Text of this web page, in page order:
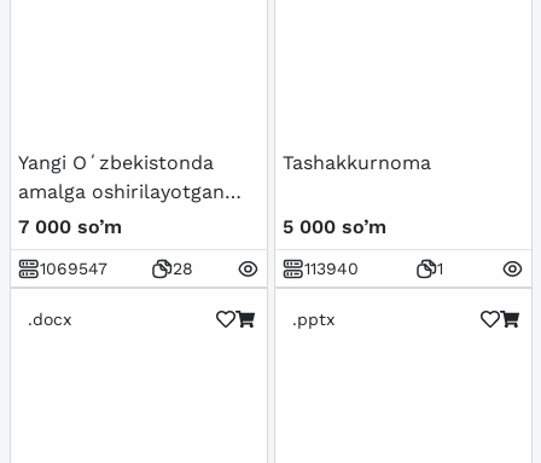
Yangi Oʻzbekistonda
amalga oshirilayotgan
maʼnaviy oʻzgarishlar
7 000 so’m
1069547 28
Tashakkurnoma
5 000 so’m
113940 1
.docx .pptx